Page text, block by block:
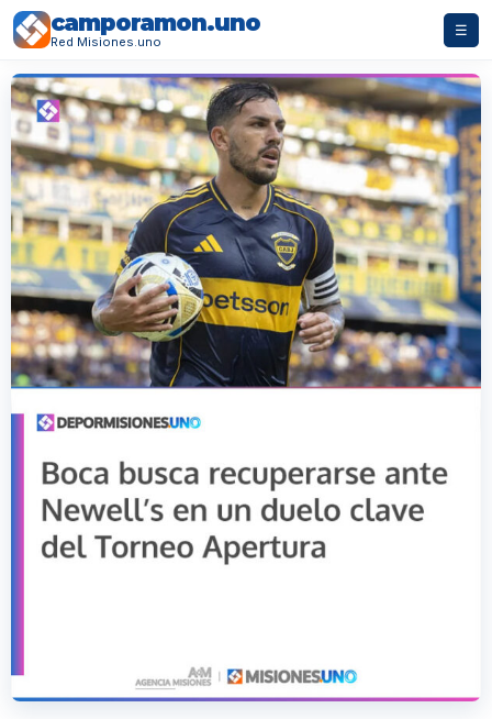
camporamon.uno
Red Misiones.uno
☰